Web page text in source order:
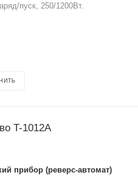
пуск, 250/1200Вт.
T-1012A
прибор (реверс-автомат)